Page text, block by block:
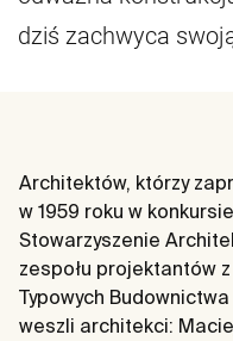
dziś zachwyca
Architektów, którzy
w 1959 roku w
Stowarzyszenie
zespołu projektantów
Typowych
weszli architekci: